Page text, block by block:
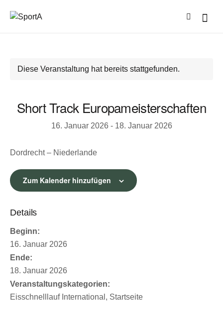
Diese Veranstaltung hat bereits stattgefunden.
Short Track Europameisterschaften
16. Januar 2026- 18. Januar 2026
Dordrecht – Niederlande
Zum Kalender hinzufügen
Details
Beginn:
16. Januar 2026
Ende:
18. Januar 2026
Veranstaltungskategorien:
Eisschnelllauf International , Startseite